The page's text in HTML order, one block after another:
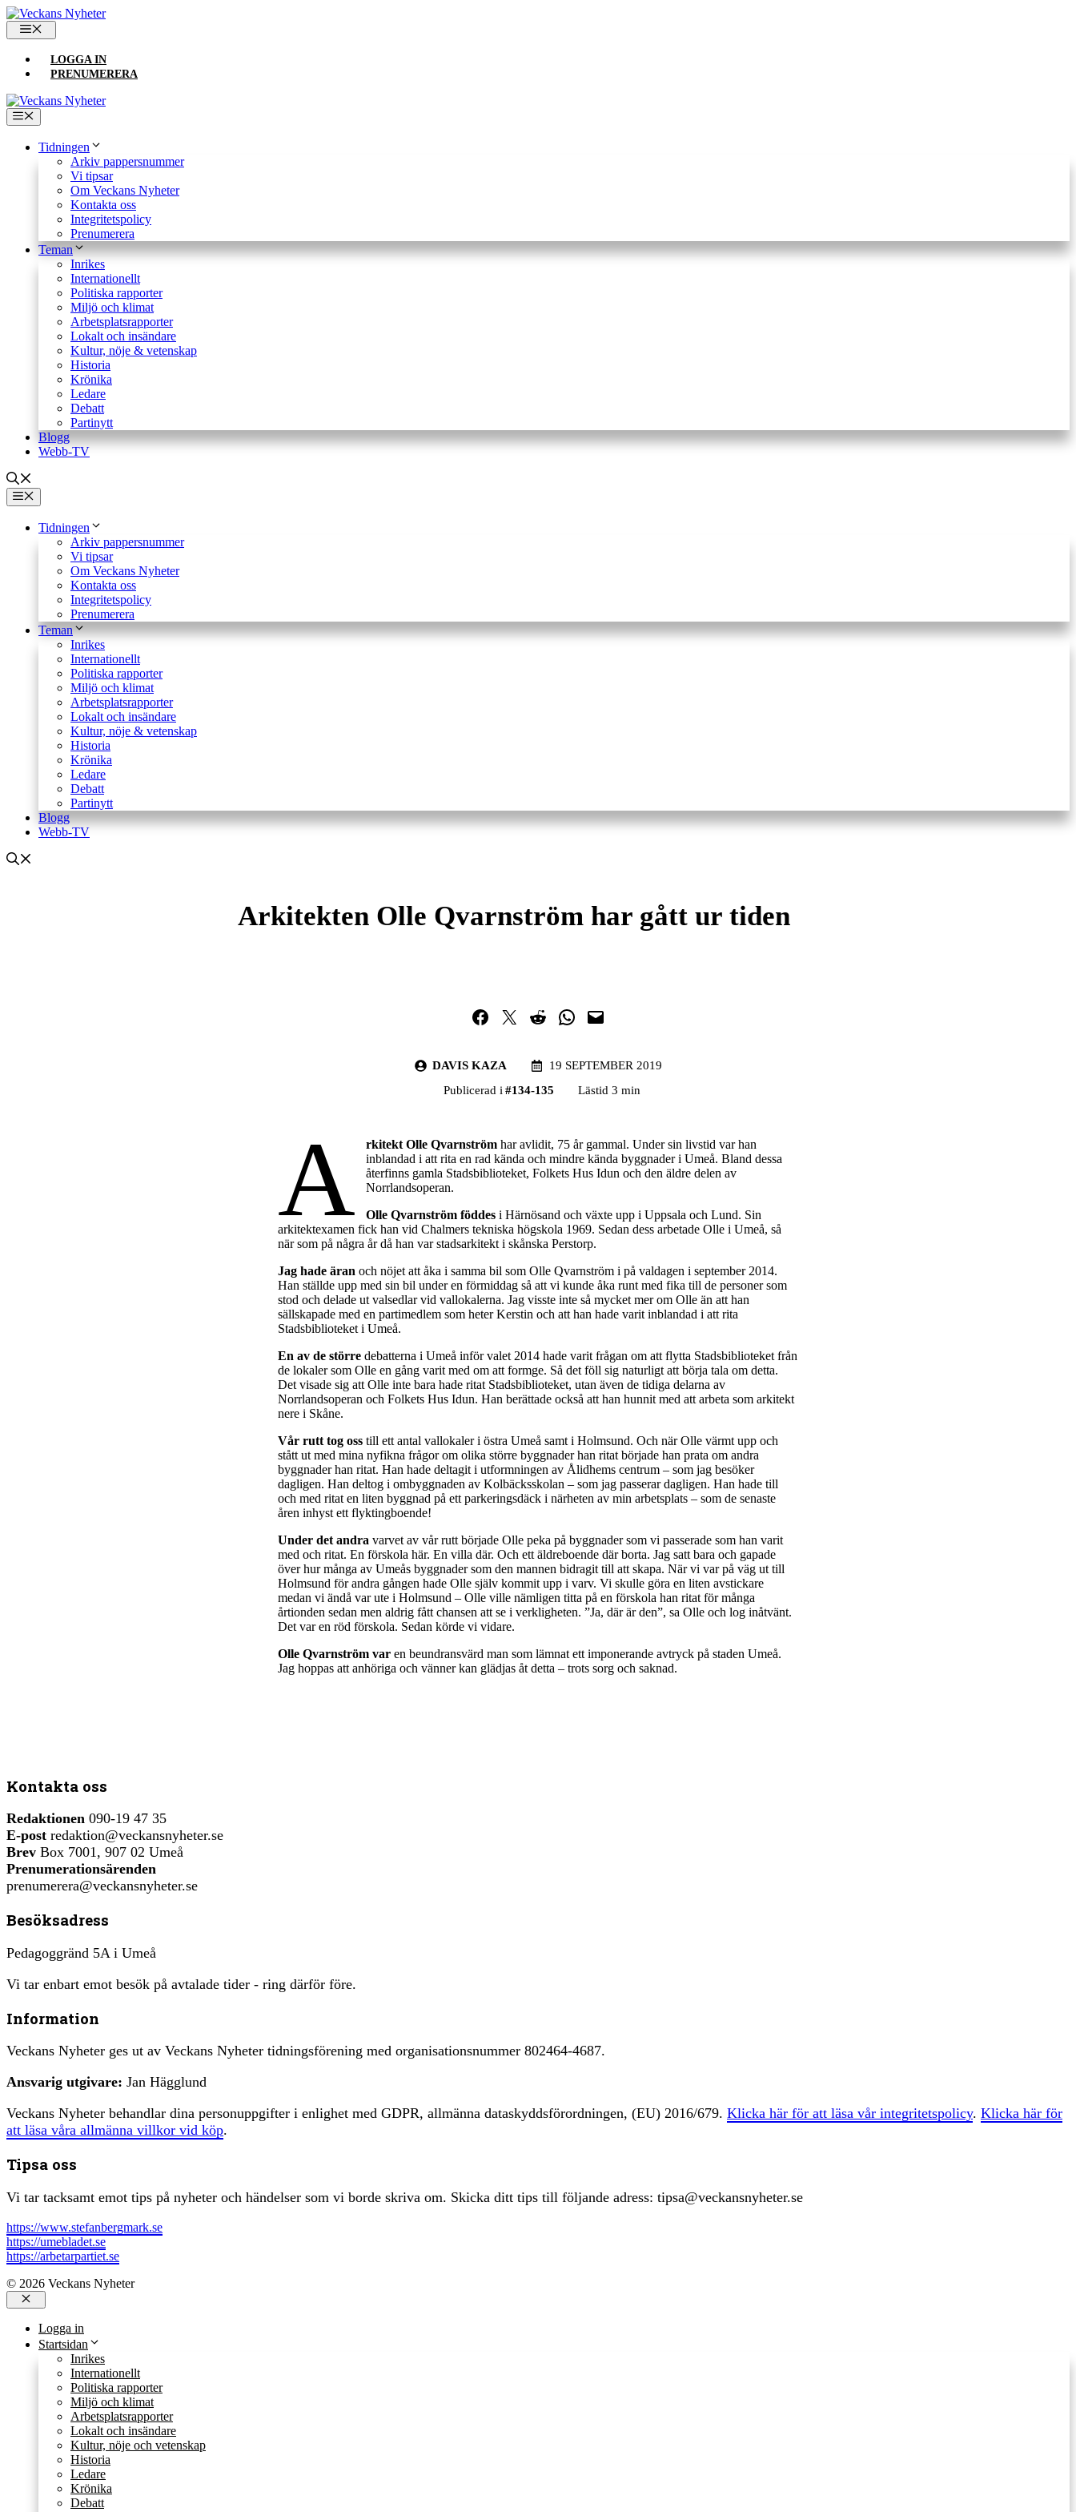
Hoppa
till
innehåll
LOGGA IN
PRENUMERERA
Meny
Tidningen
Arkiv pappersnummer
Vi tipsar
Om Veckans Nyheter
Kontakta oss
Integritetspolicy
Prenumerera
Teman
Inrikes
Internationellt
Politiska rapporter
Miljö och klimat
Arbetsplatsrapporter
Lokalt och insändare
Kultur, nöje & vetenskap
Historia
Krönika
Ledare
Debatt
Partinytt
Blogg
Webb-TV
Meny
Tidningen
Arkiv pappersnummer
Vi tipsar
Om Veckans Nyheter
Kontakta oss
Integritetspolicy
Prenumerera
Teman
Inrikes
Internationellt
Politiska rapporter
Miljö och klimat
Arbetsplatsrapporter
Lokalt och insändare
Kultur, nöje & vetenskap
Historia
Krönika
Ledare
Debatt
Partinytt
Blogg
Webb-TV
Arkitekten Olle Qvarnström har gått ur tiden
Dela på Facebook
Dela på TwitterDela på RedditDela i WhatsApp
Maila en länk
DAVIS KAZA
19 SEPTEMBER 2019
Publicerad i #134-135 Lästid 3 min
A rkitekt Olle Qvarnström har avlidit, 75 år gammal. Under sin livstid var han
inblandad i att rita en rad kända och mindre kända byggnader i Umeå. Bland dessa
återfinns gamla Stadsbiblioteket, Folkets Hus Idun och den äldre delen av
Norrlandsoperan.
Olle Qvarnström föddes i Härnösand och växte upp i Uppsala och Lund. Sin
arkitektexamen fick han vid Chalmers tekniska högskola 1969. Sedan dess arbetade Olle i Umeå, så
när som på några år då han var stadsarkitekt i skånska Perstorp.
Jag hade äran och nöjet att åka i samma bil som Olle Qvarnström i på valdagen i september 2014.
Han ställde upp med sin bil under en förmiddag så att vi kunde åka runt med fika till de personer som
stod och delade ut valsedlar vid vallokalerna. Jag visste inte så mycket mer om Olle än att han
sällskapade med en partimedlem som heter Kerstin och att han hade varit inblandad i att rita
Stadsbiblioteket i Umeå.
En av de större debatterna i Umeå inför valet 2014 hade varit frågan om att flytta Stadsbiblioteket från
de lokaler som Olle en gång varit med om att formge. Så det föll sig naturligt att börja tala om detta.
Det visade sig att Olle inte bara hade ritat Stadsbiblioteket, utan även de tidiga delarna av
Norrlandsoperan och Folkets Hus Idun. Han berättade också att han hunnit med att arbeta som arkitekt
nere i Skåne.
Vår rutt tog oss till ett antal vallokaler i östra Umeå samt i Holmsund. Och när Olle värmt upp och
stått ut med mina nyfikna frågor om olika större byggnader han ritat började han prata om andra
byggnader han ritat. Han hade deltagit i utformningen av Ålidhems centrum – som jag besöker
dagligen. Han deltog i ombyggnaden av Kolbäcksskolan – som jag passerar dagligen. Han hade till
och med ritat en liten byggnad på ett parkeringsdäck i närheten av min arbetsplats – som de senaste
åren inhyst ett flyktingboende!
Under det andra varvet av vår rutt började Olle peka på byggnader som vi passerade som han varit
med och ritat. En förskola här. En villa där. Och ett äldreboende där borta. Jag satt bara och gapade
över hur många av Umeås byggnader som den mannen bidragit till att skapa. När vi var på väg ut till
Holmsund för andra gången hade Olle själv kommit upp i varv. Vi skulle göra en liten avstickare
medan vi ändå var ute i Holmsund – Olle ville nämligen titta på en förskola han ritat för många
årtionden sedan men aldrig fått chansen att se i verkligheten. ”Ja, där är den”, sa Olle och log inåtvänt.
Det var en röd förskola. Sedan körde vi vidare.
Olle Qvarnström var en beundransvärd man som lämnat ett imponerande avtryck på staden Umeå.
Jag hoppas att anhöriga och vänner kan glädjas åt detta – trots sorg och saknad.
Kontakta oss
Redaktionen 090-19 47 35
E-post redaktion@veckansnyheter.se
Brev Box 7001, 907 02 Umeå
Prenumerationsärenden
prenumerera@veckansnyheter.se
Besöksadress
Pedagoggränd 5A i Umeå
Vi tar enbart emot besök på avtalade tider - ring därför före.
Information
Veckans Nyheter ges ut av Veckans Nyheter tidningsförening med organisationsnummer 802464-4687.
Ansvarig utgivare: Jan Hägglund
Veckans Nyheter behandlar dina personuppgifter i enlighet med GDPR, allmänna dataskyddsförordningen, (EU) 2016/679. Klicka här för att läsa vår integritetspolicy. Klicka här för
att läsa våra allmänna villkor vid köp.
Tipsa oss
Vi tar tacksamt emot tips på nyheter och händelser som vi borde skriva om. Skicka ditt tips till följande adress: tipsa@veckansnyheter.se
https://www.stefanbergmark.se
https://umebladet.se
https://arbetarpartiet.se
© 2026 Veckans Nyheter
Stäng
Logga in
Startsidan
Inrikes
Internationellt
Politiska rapporter
Miljö och klimat
Arbetsplatsrapporter
Lokalt och insändare
Kultur, nöje och vetenskap
Historia
Ledare
Krönika
Debatt